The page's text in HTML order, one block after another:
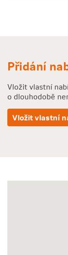
Přidání
Vložit vlastní
o dlouhodobě
Vložit vlastní